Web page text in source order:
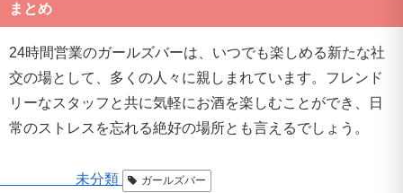
まとめ
24時間営業のガールズバーは、いつでも楽しめる新たな社
交の場として、多くの人々に親しまれています。フレンド
リーなスタッフと共に気軽にお酒を楽しむことができ、日
常のストレスを忘れる絶好の場所とも言えるでしょう。
未分類 ガールズバー